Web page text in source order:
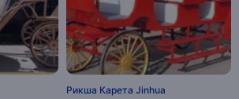
Рикша Карета Jinhua